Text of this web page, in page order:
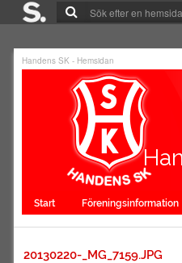
Handens SK - Hemsidan
Start Föreningsinformation
20130220-_MG_7159.JPG